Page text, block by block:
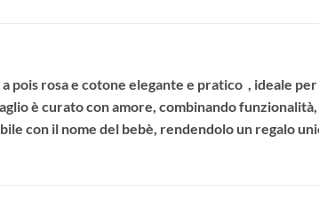
pois rosa e cotone elegante e pratico , ideale
è curato con amore, combinando
con il nome del bebè, rendendolo un regalo